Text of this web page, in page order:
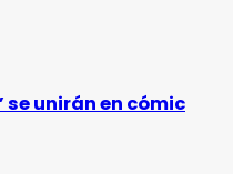
se unirán en cómic